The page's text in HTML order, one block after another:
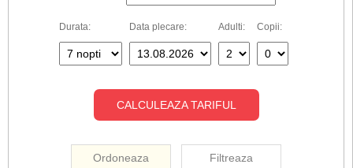
Durata: Data plecare: Adulti: Copii:
CALCULEAZA TARIFUL
Ordoneaza Filtreaza